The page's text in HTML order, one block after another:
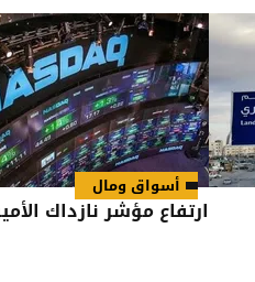
أسواق ومال
ارتفاع مؤشر نازداك